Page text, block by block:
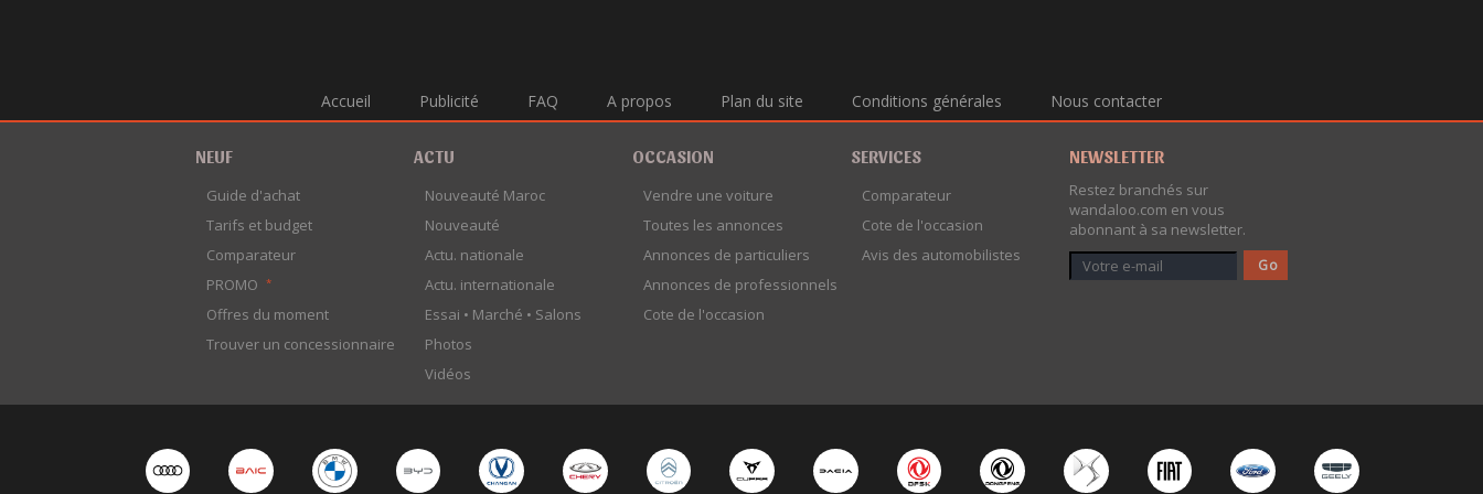
SUBARU
SUZUKI
VOLKSWAGEN
VOLVO
XIAOMI
XPENG
Accueil Publicité FAQ A propos Plan du site Conditions générales Nous contacter
NEUF
Guide d'achat
Tarifs et budget
Comparateur
PROMO
*
Offres du moment
Trouver un concessionnaire
ACTU
Nouveauté Maroc
Nouveauté
Actu. nationale
Actu. internationale
Essai • Marché • Salons
Photos
Vidéos
OCCASION
Vendre une voiture
Toutes les annonces
Annonces de particuliers
Annonces de professionnels
Cote de l'occasion
SERVICES
Comparateur
Cote de l'occasion
Avis des automobilistes
NEWSLETTER
Restez branchés sur
wandaloo.com en vous
abonnant à sa newsletter.